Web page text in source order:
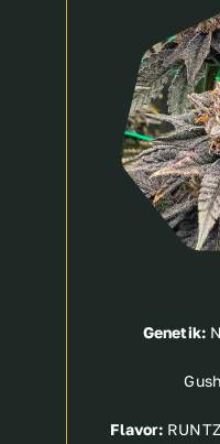
Genetik:
Flavor: